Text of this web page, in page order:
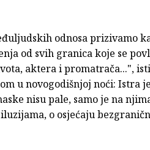
odnosa prizivamo
od svih granica koje se
aktera i promatrača...",
u novogodišnjoj noći: Istra
nisu pale, samo je na
o osjećaju